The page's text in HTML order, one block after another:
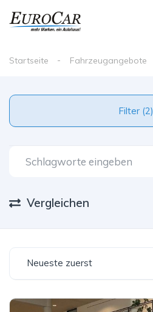
Startseite Fahrzeugangebote
Filter (2)
Vergleichen
Neueste zuerst